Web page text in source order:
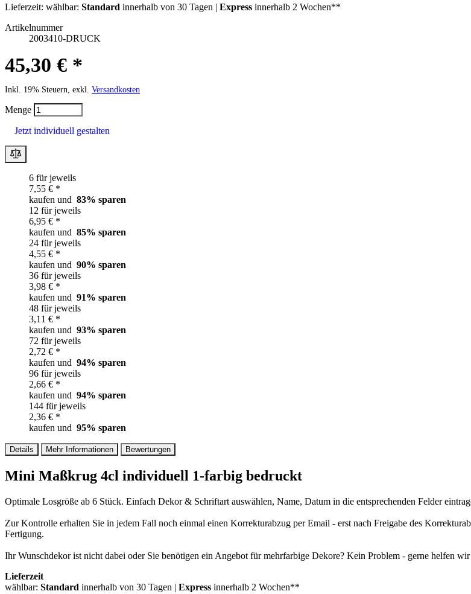
Lieferzeit: wählbar: Standard innerhalb von 30 Tagen | Express innerhalb 2 Wochen**
Artikelnummer
2003410-DRUCK
45,30 € *
Inkl. 19% Steuern, exkl. Versandkosten
Menge
Jetzt individuell gestalten
6 für jeweils
7,55 € *
kaufen und 83% sparen
12 für jeweils
6,95 € *
kaufen und 85% sparen
24 für jeweils
4,55 € *
kaufen und 90% sparen
36 für jeweils
3,98 € *
kaufen und 91% sparen
48 für jeweils
3,11 € *
kaufen und 93% sparen
72 für jeweils
2,72 € *
kaufen und 94% sparen
96 für jeweils
2,66 € *
kaufen und 94% sparen
144 für jeweils
2,36 € *
kaufen und 95% sparen
Details Mehr Informationen Bewertungen
Mini Maßkrug 4cl individuell 1-farbig bedruckt
Optimale Losgröße ab 6 Stück. Einfach Dekor & Schriftart auswählen, Name, Datum in die entsprechenden Felder
Zur Kontrolle erhalten Sie in jedem Fall noch einmal einen Korrekturabzug per Email - erst nach Freigabe des
Fertigung.
Ihr Wunschdekor ist nicht dabei oder Sie benötigen ein Angebot für mehrfarbige Dekore? Kein Problem - gerne helfen
Lieferzeit
wählbar: Standard innerhalb von 30 Tagen | Express innerhalb 2 Wochen**